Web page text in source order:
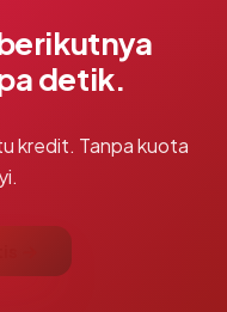
detik.
kredit. Tanpa kuota
→